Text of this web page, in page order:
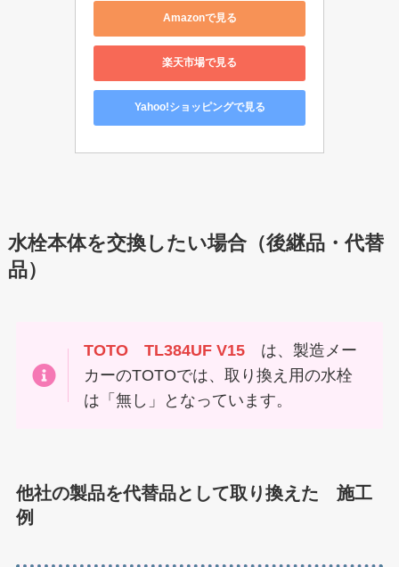
Amazonで見る
楽天市場で見る
Yahoo!ショッピングで見る
水栓本体を交換したい場合（後継品・代替
品）
TOTO TL384UF V15 は、製造メー
カーのTOTOでは、取り換え用の水栓
は「無し」となっています。
他社の製品を代替品として取り換えた 施工
例